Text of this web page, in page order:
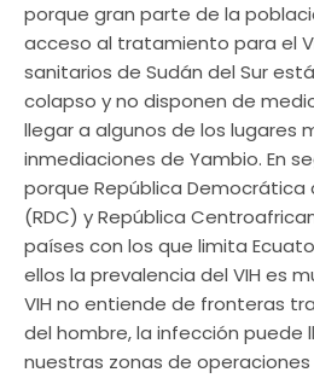
porque gran parte de la
acceso al tratamiento para el
sanitarios de Sudán del Sur
colapso y no disponen de
llegar a algunos de los lugares
inmediaciones de Yambio. En
porque República Democrática
(RDC) y República
países con los que limita
ellos la prevalencia del VIH es
VIH no entiende de fronteras
del hombre, la infección puede
nuestras zonas de